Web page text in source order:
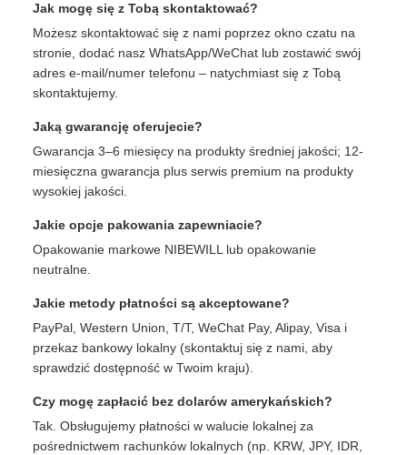
Jak mogę się z Tobą skontaktować?
Możesz skontaktować się z nami poprzez okno czatu na
stronie, dodać nasz WhatsApp/WeChat lub zostawić swój
adres e-mail/numer telefonu – natychmiast się z Tobą
skontaktujemy.
Jaką gwarancję oferujecie?
Gwarancja 3–6 miesięcy na produkty średniej jakości; 12-
miesięczna gwarancja plus serwis premium na produkty
wysokiej jakości.
Jakie opcje pakowania zapewniacie?
Opakowanie markowe NIBEWILL lub opakowanie
neutralne.
Jakie metody płatności są akceptowane?
PayPal, Western Union, T/T, WeChat Pay, Alipay, Visa i
przekaz bankowy lokalny (skontaktuj się z nami, aby
sprawdzić dostępność w Twoim kraju).
Czy mogę zapłacić bez dolarów amerykańskich?
Tak. Obsługujemy płatności w walucie lokalnej za
pośrednictwem rachunków lokalnych (np. KRW, JPY, IDR,